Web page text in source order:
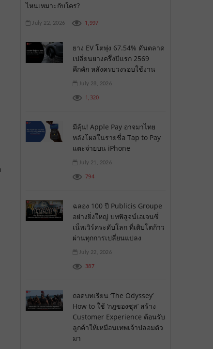
ไหนเหมาะกับใคร?
July 22, 2026 1,997
ยาง EV โตพุ่ง 67.54% ดันตลาด
เปลี่ยนยางครึ่งปีแรก 2569
คึกคัก หลังครบวงรอบใช้งาน
July 28, 2026
1,320
มีลุ้น! Apple Pay อาจมาไทย
หลังโผล่ในรายชื่อ Tap to Pay
แตะจ่ายบน iPhone
July 21, 2026
794
ฉลอง 100 ปี Publicis Groupe
อย่างยิ่งใหญ่ บทพิสูจน์เอเจนซี่
เน็ทเวิร์คระดับโลก ที่เติบโตก้าว
ผ่านทุกการเปลี่ยนแปลง
July 22, 2026
387
ถอดบทเรียน ‘The Odyssey’
How to ใช้ ‘กฎของซุส’ สร้าง
Customer Experience ต้อนรับ
ลูกค้าให้เหมือนเทพเจ้าปลอมตัว
มา